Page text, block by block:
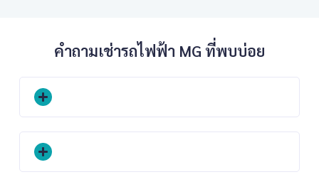
คำถามเช่ารถไฟฟ้า MG ที่พบบ่อย